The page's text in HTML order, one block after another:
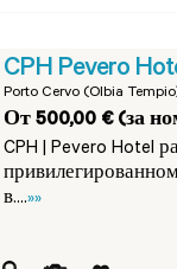
CPH Pevero
Porto Cervo (Olbia
От 500,00 € (за
CPH | Pevero Hotel
в....»»